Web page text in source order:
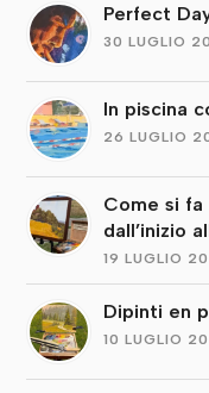
Perfect
30 LUGLIO
In piscina
26 LUGLIO
Come si
dall’inizio
19 LUGLIO
Dipinti en
10 LUGLIO